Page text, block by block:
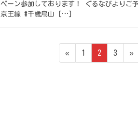
ペーン参加しております！ ぐるなびよ
京王線 #千歳烏山 […]
«
ペ
ー
1
ペ
ー
2
ペ
ー
3 »